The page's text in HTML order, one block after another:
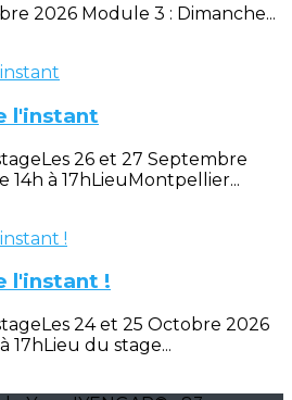
2026 Module 3 : Dimanche...
l'instant
26 et 27 Septembre
14h à 17hLieuMontpellier...
l'instant !
24 et 25 Octobre 2026
17hLieu du stage...